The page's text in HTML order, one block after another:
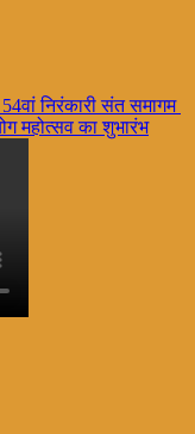
निरंकारी संत समागम
महोत्सव का शुभारंभ